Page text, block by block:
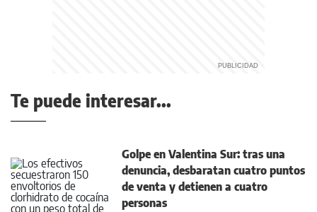
Te puede interesar...
Golpe en Valentina Sur: tras una
denuncia, desbaratan cuatro puntos
de venta y detienen a cuatro
personas